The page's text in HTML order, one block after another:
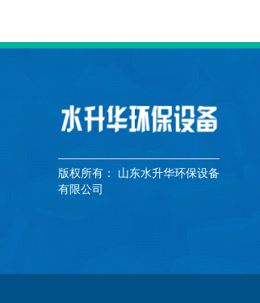
版权所有：
山东水升华环保设备
有限公司